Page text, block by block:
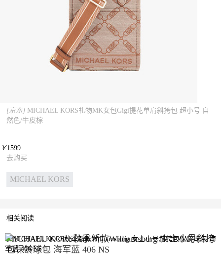
[京东] MICHAEL KORS礼物MK女包Gigi提花单肩斜挎包 超小号 自
然色/牛皮棕
￥1599
去购买
MICHAEL KORS
相关阅读
MICHAEL KORS秋季新款Williamsburg 女士小号斜挎
包保龄球包 海军蓝 406 NS